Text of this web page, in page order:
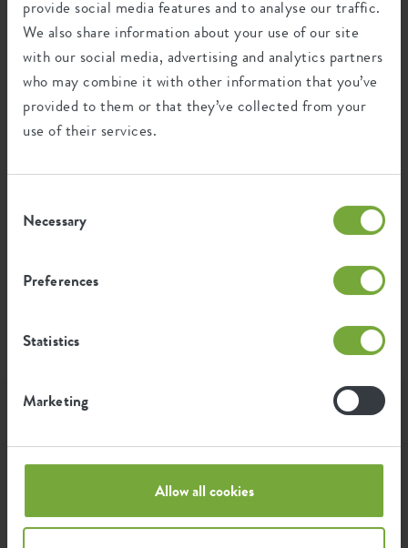
provide social media features and to analyse our traffic.
We also share information about your use of our site
with our social media, advertising and analytics partners
who may combine it with other information that you’ve
provided to them or that they’ve collected from your
use of their services.
Selection
Necessary
Preferences
Statistics
Marketing
Allow all cookies
0,288
Emissione media di CO2 per la
produzione di questo prodotto
0,244
kWh
Emissione media di energia verde
CO2 del gruppo elho. Per calcolare l'impronta per
Lasciati ispirare..
...da come i fan di elho utilizzano i nostri prodotti. Abbiamo
raccolto per te le foto verdi più belle e carine condivise con
#elho.